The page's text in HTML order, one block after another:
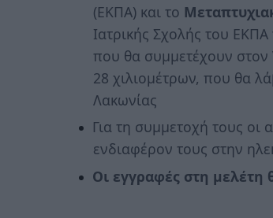
(ΕΚΠΑ) και το
Ιατρικής Σχολής του ΕΚΠΑ
που θα συμμετέχουν στον
28 χιλιομέτρων, που θα
Λακωνίας
Για τη συμμετοχή τους οι
ενδιαφέρον τους στην
Οι εγγραφές στη μελέτη